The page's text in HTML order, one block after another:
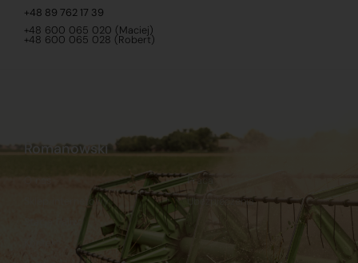
+48 89 762 17 39
+48 600 065 020 (Maciej)
+48 600 065 028 (Robert)
Romanowski
Sklep internetowy
Praca
Ubezpieczenia